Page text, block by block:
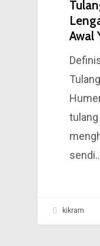
yang baik”
Awal
tulang
kikram